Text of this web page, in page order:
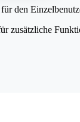
den
zusätzliche